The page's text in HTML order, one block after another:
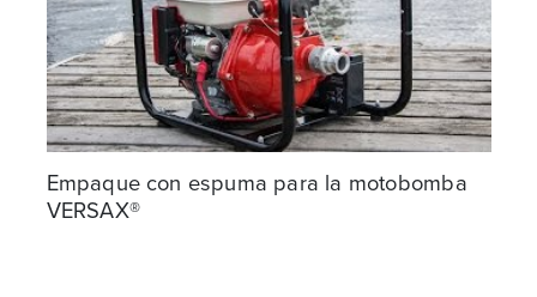
Empaque con espuma para la motobomba
VERSAX®